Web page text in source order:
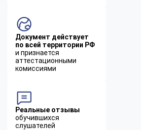
Документ действует
по всей территории РФ
и признается
аттестационными
комиссиями
Реальные отзывы
обучившихся
слушателей